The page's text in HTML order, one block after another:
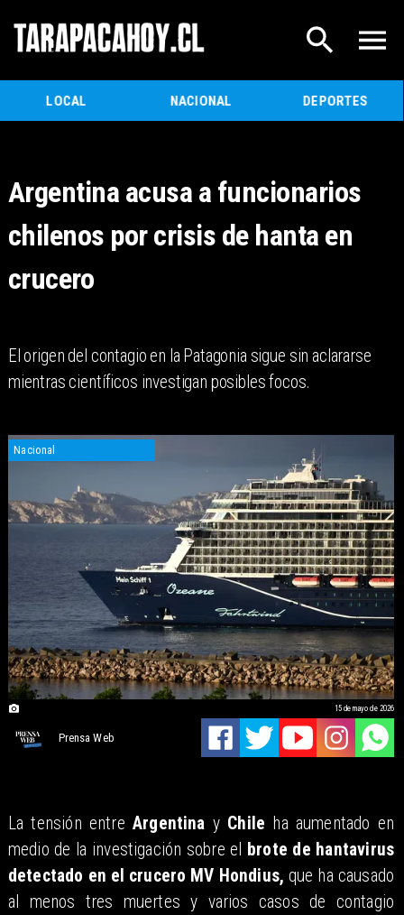
LOCAL NACIONAL DEPORTES
Argentina acusa a funcionarios
chilenos por crisis de hanta en
crucero
El origen del contagio en la Patagonia sigue sin aclararse
mientras científicos investigan posibles focos.
Nacional
Prensa Web
15 de mayo de 2026
La tensión entreArgentina y Chile ha aumentado en
medio de la investigación sobre el
brote de hantavirus
detectado en el crucero MV Hondius, que ha causado
al menos tres muertes y varios casos de contagio